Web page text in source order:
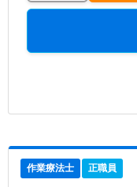
作業療法士 正職員